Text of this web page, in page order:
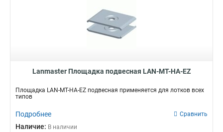
Lanmaster Площадка подвесная LAN-MT-HA-EZ
Площадка LAN-MT-HA-EZ подвесная применяется для лотков всех
типов
Подробнее Сравнить
Наличие: В наличии